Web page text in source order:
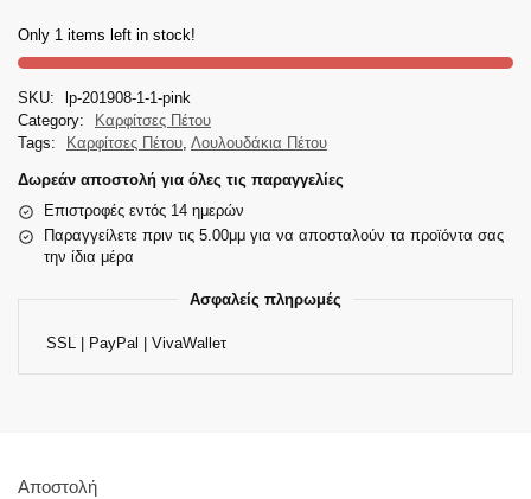
Only 1 items left in stock!
SKU:
lp-201908-1-1-pink
Category:
Καρφίτσες Πέτου
Tags:
Καρφίτσες Πέτου, Λουλουδάκια Πέτου
Δωρεάν αποστολή για όλες τις παραγγελίες
Επιστροφές εντός 14 ημερών
Παραγγείλετε πριν τις 5.00μμ για να αποσταλούν τα προϊόντα σας
την ίδια μέρα
Ασφαλείς πληρωμές
SSL | PayPal | VivaWalleτ
Αποστολή